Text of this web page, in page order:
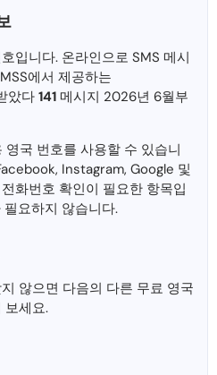
입니다. 온라인으로 SMS 메시
에서 제공하는
았다 141 메시지 2026년 6월부
국 번호를 사용할 수 있습니
Instagram, Google 및
화번호 확인이 필요한 항목입
요하지 않습니다.
않으면 다음의 다른 무료 영국
보세요.